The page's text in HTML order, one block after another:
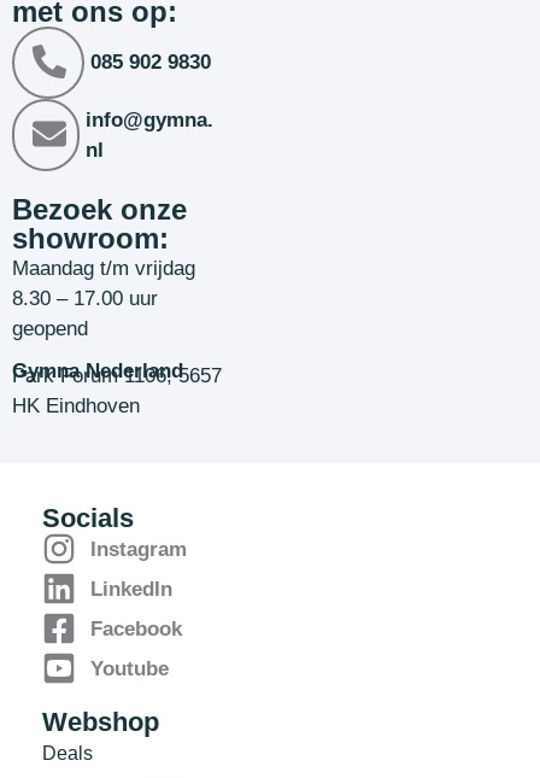
met ons op:
085 902 9830
info@gymna.
nl
Bezoek onze
showroom:
Maandag t/m vrijdag
8.30 – 17.00 uur
geopend
Gymna Nederland
Park Forum 1106, 5657
HK Eindhoven
Socials
Instagram
LinkedIn
Facebook
Youtube
Webshop
Deals